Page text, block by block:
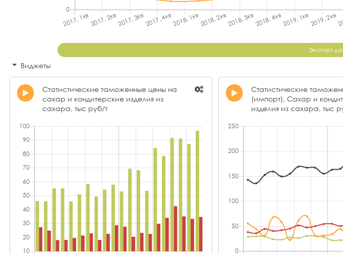
Экспорт
Виджеты
Статистические таможенные цены на
сахар и кондитерские изделия из
сахара, тыс руб/т
Статистические
(импорт), Сахар и
изделия из сахара, тыс